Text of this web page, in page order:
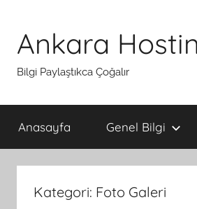
Ankara
Bilgi Paylaştıkca Çoğalır
Anasayfa Genel Bilgi
Kategori: Foto Galeri